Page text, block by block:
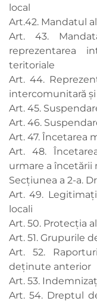
local
Art.42. Mandatul
Art. 43.
reprezentarea
teritoriale
Art. 44.
intercomunitară
Art. 45.
Art. 46.
Art. 47. Încetarea
Art. 48.
urmare a încetării
Secțiunea a 2-a.
Art. 49.
locali
Art. 50. Protecția
Art. 51. Grupurile
Art. 52.
deținute anterior
Art. 53.
Art. 54. Dreptul